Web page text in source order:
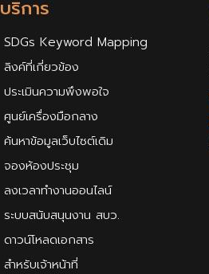
บริการ
SDGs Keyword Mapping
ลิงค์ที่เกี่ยวข้อง
ประเมินความพึงพอใจ
ศูนย์เครื่องมือกลาง
ค้นหาข้อมูลเว็บไซต์เดิม
จองห้องประชุม
ลงเวลาทำงานออนไลน์
ระบบสนับสนุนงาน สบว.
ดาวน์โหลดเอกสาร
สำหรับเจ้าหน้าที่